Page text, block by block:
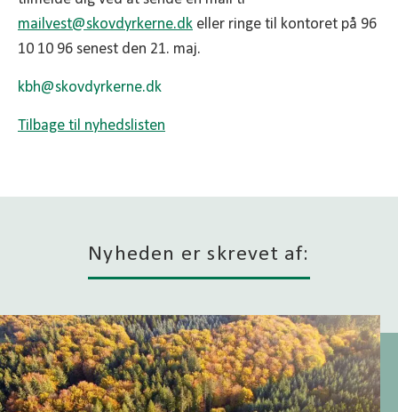
mailvest@skovdyrkerne.dk eller ringe til kontoret på 96
10 10 96 senest den 21. maj.
kbh@skovdyrkerne.dk
Tilbage til nyhedslisten
Nyheden er skrevet af: